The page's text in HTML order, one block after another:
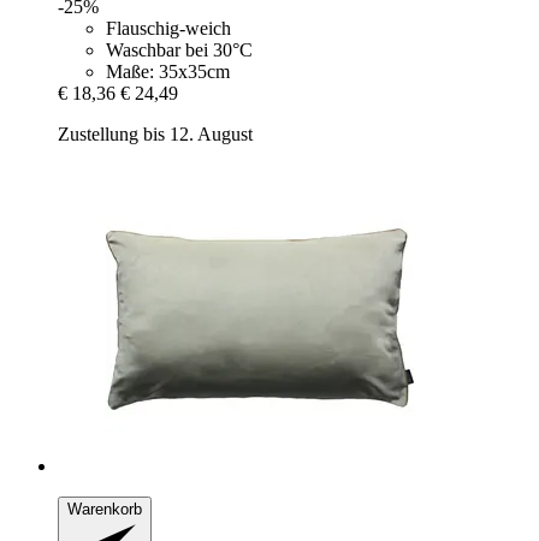
-25%
Flauschig-weich
Waschbar bei 30°C
Maße: 35x35cm
€ 18,36 € 24,49
Zustellung bis 12. August
Warenkorb